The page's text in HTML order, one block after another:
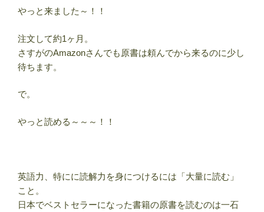
やっと来ました～！！
注文して約1ヶ月。
さすがのAmazonさんでも原書は頼んでから来るのに少し
待ちます。
で。
やっと読める～～～！！
英語力、特にに読解力を身につけるには「大量に読む」
こと。
日本でベストセラーになった書籍の原書を読むのは一石